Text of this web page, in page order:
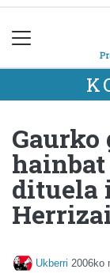
Gaurko
dituela
Ukberri 2006ko